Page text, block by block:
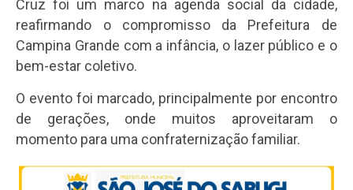
Cruz foi um marco na agenda social da cidade,
reafirmando o compromisso da Prefeitura de
Campina Grande com a infância, o lazer público e o
bem-estar coletivo.
O evento foi marcado, principalmente por encontro
de gerações, onde muitos aproveitaram o
momento para uma confraternização familiar.